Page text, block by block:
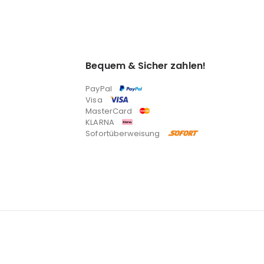
Bequem & Sicher zahlen!
PayPal
Visa
MasterCard
KLARNA
Sofortüberweisung